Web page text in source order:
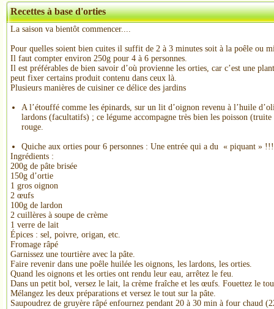
Recettes à base d'orties
La saison va bientôt commencer....
Pour quelles soient bien cuites il suffit de 2 à 3 minutes soit à la poêle ou
Il faut compter environ 250g pour 4 à 6 personnes.
Il est préférables de bien savoir d’où provienne les orties, car c’est une
peut fixer certains produit contenu dans ceux là.
Plusieurs manières de cuisiner ce délice des jardins
A l’étouffé comme les épinards, sur un lit d’oignon revenu à l’huile
lardons (facultatifs) ; ce légume accompagne très bien les poisson
rouge.
Quiche aux orties pour 6 personnes : Une entrée qui a du « piquant » !!!
Ingrédients :
200g de pâte brisée
150g d’ortie
1 gros oignon
2 œufs
100g de lardon
2 cuillères à soupe de crème
1 verre de lait
Épices : sel, poivre, origan, etc.
Fromage râpé
Garnissez une tourtière avec la pâte.
Faire revenir dans une poêle huilée les oignons, les lardons, les orties.
Quand les oignons et les orties ont rendu leur eau, arrêtez le feu.
Dans un petit bol, versez le lait, la crème fraîche et les œufs. Fouettez le
Mélangez les deux préparations et versez le tout sur la pâte.
Saupoudrez de gruyère râpé enfournez pendant 20 à 30 min à four chaud